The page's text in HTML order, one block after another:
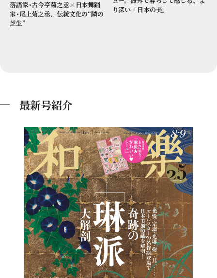
落語家･古今亭菊之丞×日本舞踊
家･尾上菊之丞、伝統文化の“隣の
芝生”
り深い「日本の美」
最新号紹介